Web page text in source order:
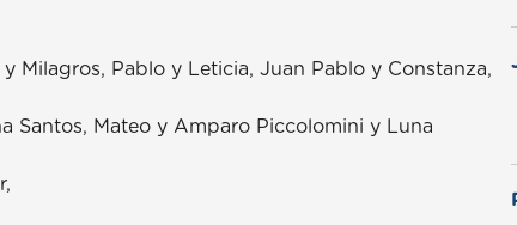
Milagros, Pablo y Leticia, Juan Pablo y Constanza,
Santos, Mateo y Amparo Piccolomini y Luna